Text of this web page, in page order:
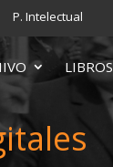
P. Intelectual
LIBROS